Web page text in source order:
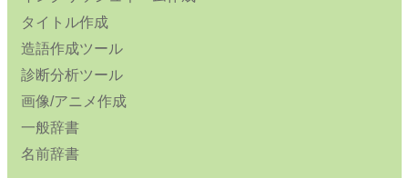
タイトル作成
造語作成ツール
診断分析ツール
画像/アニメ作成
一般辞書
名前辞書